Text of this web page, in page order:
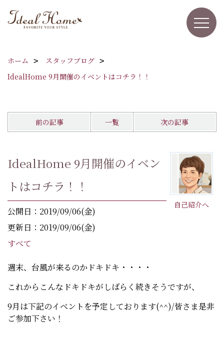
ホーム
スタッフブログ
IdealHome 9月開催のイベントはコチラ！！
前の記事 一覧 次の記事
自己紹介へ
IdealHome 9月開催のイベン
トはコチラ！！
公開日：2019/09/06(金)
更新日：2019/09/06(金)
すべて
週末、台風が来るのかドキドキ・・・・
これからこんなドキドキがしばらく続きそうですが、
9月は下記のイベントを予定しております(^^)/皆さま是非
ご参加下さい！